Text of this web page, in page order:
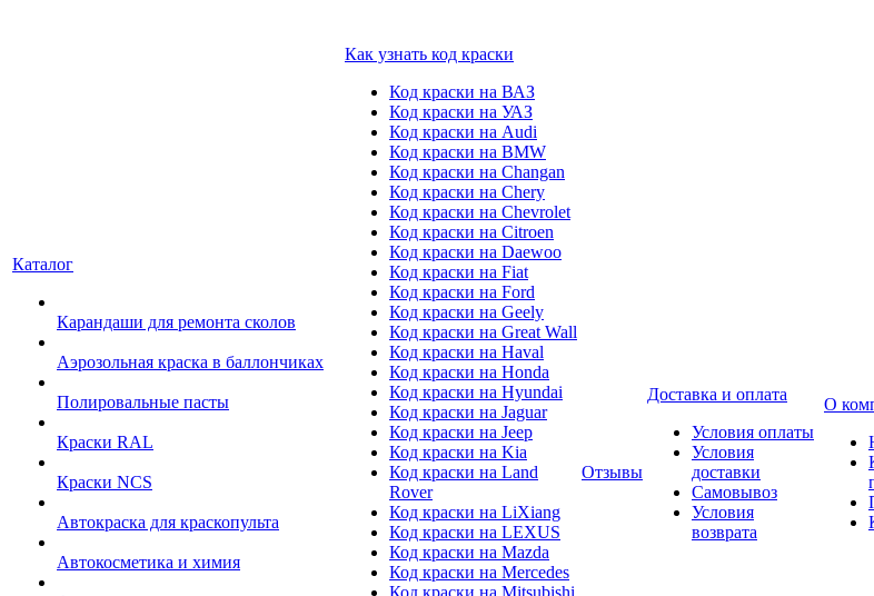
Каталог
Карандаши для ремонта сколов
Аэрозольная краска в баллончиках
Полировальные пасты
Краски RAL
Краски NCS
Автокраска для краскопульта
Автокосметика и химия
Как узнать код краски
Код краски на ВАЗ
Код краски на УАЗ
Код краски на Audi
Код краски на BMW
Код краски на Changan
Код краски на Chery
Код краски на Chevrolet
Код краски на Citroen
Код краски на Daewoo
Код краски на Fiat
Код краски на Ford
Код краски на Geely
Код краски на Great Wall
Код краски на Haval
Код краски на Honda
Код краски на Hyundai
Код краски на Jaguar
Код краски на Jeep
Код краски на Kia
Код краски на Land
Rover
Код краски на LiXiang
Код краски на LEXUS
Код краски на Mazda
Код краски на Mercedes
Код краски на Mitsubishi
Отзывы
Доставка и оплата
Условия оплаты
Условия
доставки
Самовывоз
Условия
возврата
О